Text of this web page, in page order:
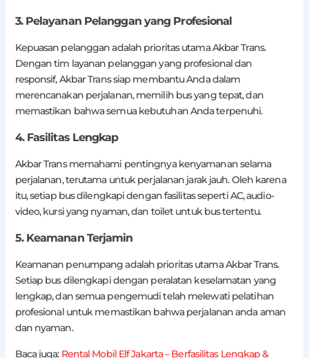
3. Pelayanan Pelanggan yang Profesional
Kepuasan pelanggan adalah prioritas utama Akbar Trans.
Dengan tim layanan pelanggan yang profesional dan
responsif, Akbar Trans siap membantu Anda dalam
merencanakan perjalanan, memilih bus yang tepat, dan
memastikan bahwa semua kebutuhan Anda terpenuhi.
4. Fasilitas Lengkap
Akbar Trans memahami pentingnya kenyamanan selama
perjalanan, terutama untuk perjalanan jarak jauh. Oleh karena
itu, setiap bus dilengkapi dengan fasilitas seperti AC, audio-
video, kursi yang nyaman, dan toilet untuk bus tertentu.
5. Keamanan Terjamin
Keamanan penumpang adalah prioritas utama Akbar Trans.
Setiap bus dilengkapi dengan peralatan keselamatan yang
lengkap, dan semua pengemudi telah melewati pelatihan
profesional untuk memastikan bahwa perjalanan anda aman
dan nyaman.
Baca juga: Rental Mobil Elf Jakarta – Berfasilitas Lengkap &